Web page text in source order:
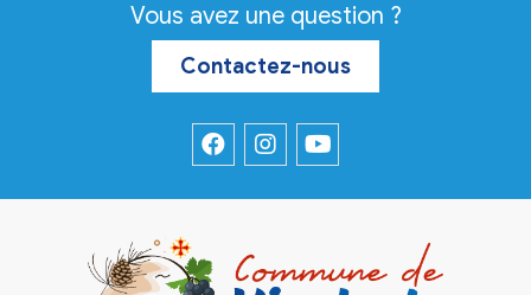
Vous avez une question ?
Contactez-nous